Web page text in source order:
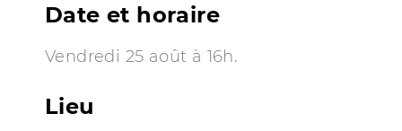
Date et horaire
Vendredi 25 août à 16h.
Lieu